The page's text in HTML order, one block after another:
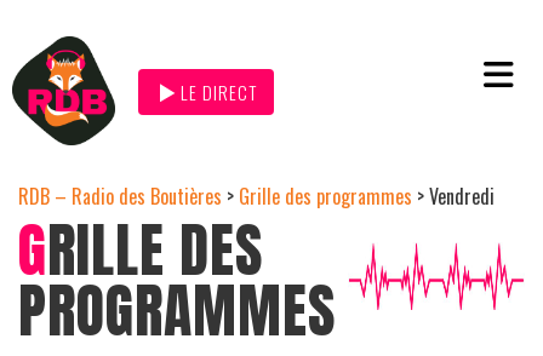
LE DIRECT
RDB – Radio des Boutières > Grille des programmes >Vendredi
GRILLE DES
PROGRAMMES